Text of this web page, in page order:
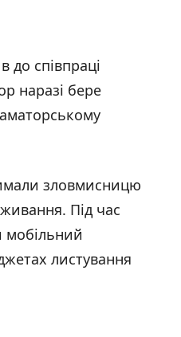
до співпраці
наразі бере
зловмисницю
Під час
мобільний
листування